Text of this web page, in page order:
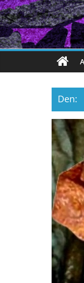
Den: